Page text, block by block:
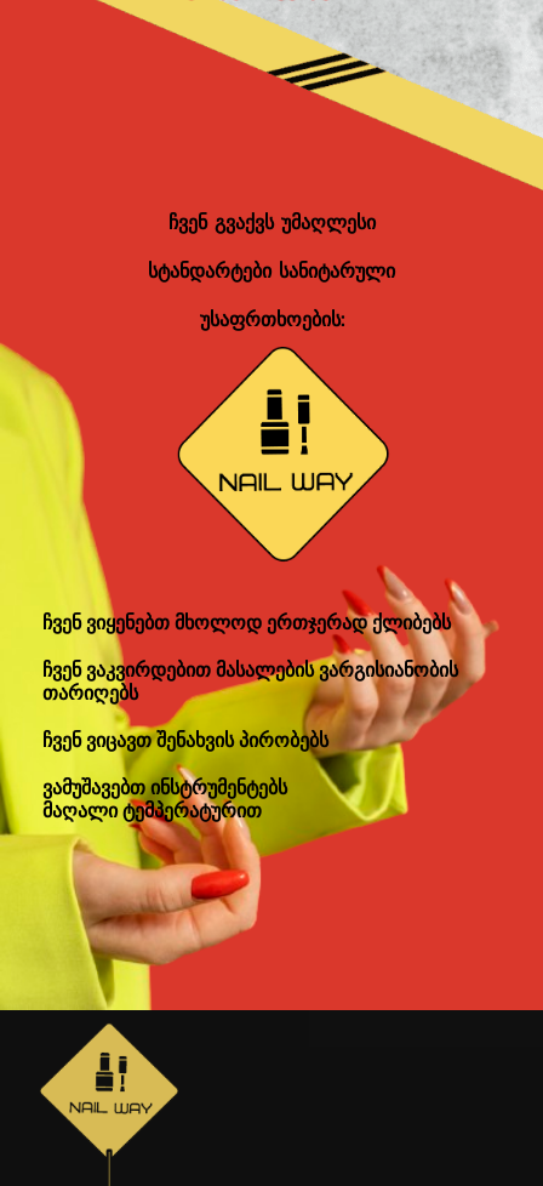
ჩვენ გვაქვს უმაღლესი
სტანდარტები სანიტარული
უსაფრთხოების:
ჩვენ ვიყენებთ მხოლოდ ერთჯერად ქლიბებს
ჩვენ ვაკვირდებით მასალების ვარგისიანობის
თარიღებს
ჩვენ ვიცავთ შენახვის პირობებს
ვამუშავებთ ინსტრუმენტებს
მაღალი ტემპერატურით